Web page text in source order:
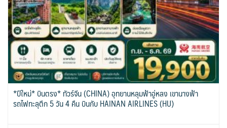
*ปีใหม่* บินตรง* ทัวร์จีน (CHINA) อุทยานหลุมฟ้าอู่หลง เขานางฟ้า
รถไฟทะลุตึก 5 วัน 4 คืน บินกับ HAINAN AIRLINES (HU)